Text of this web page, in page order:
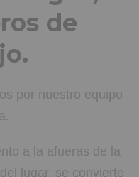
de
por nuestro equipo
a la afueras de la
lugar, se convierte